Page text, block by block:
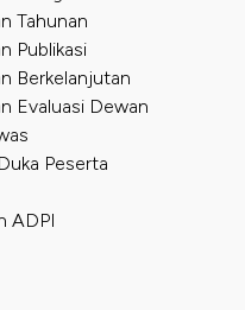
Tahunan
Publikasi
Berkelanjutan
Evaluasi Dewan
Peserta
ADPI